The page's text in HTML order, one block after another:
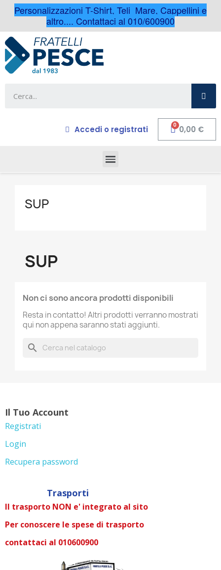
Personalizzazioni T-Shirt, Teli Mare, Cappellini e
altro.... Contattaci al 010/600900
Accedi o registrati 0,00 €
SUP
SUP
Non ci sono ancora prodotti disponibili
Resta in contatto! Altri prodotti verranno mostrati
qui non appena saranno stati aggiunti.
search
Il Tuo Account
Registrati
Login
Recupera password
Trasporti
Il trasporto NON e' integrato al sito
Per conoscere le spese di trasporto
contattaci al 010600900